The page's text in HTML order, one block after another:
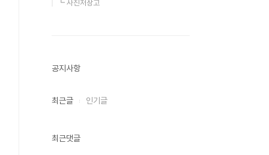
┗ 사진저장고
공지사항
최근글 인기글
최근댓글